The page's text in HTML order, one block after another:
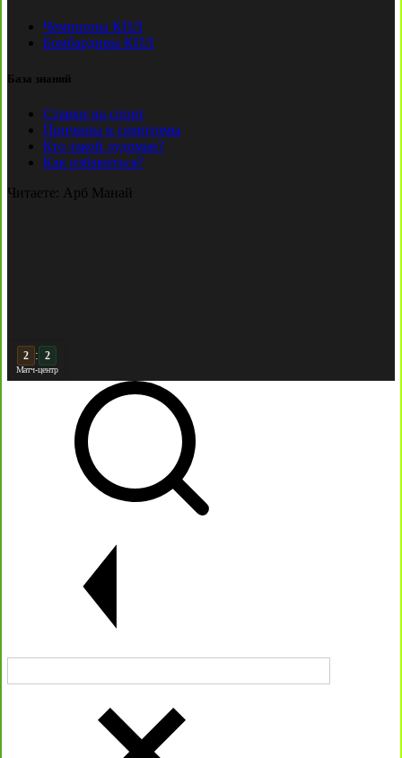
Чемпионы КПЛ
Бомбардиры КПЛ
База знаний
Ставки на спорт
Причины и симптомы
Кто такой лудоман?
Как избавиться?
Читаете: Арб Манай
3 : 2
Матч-центр